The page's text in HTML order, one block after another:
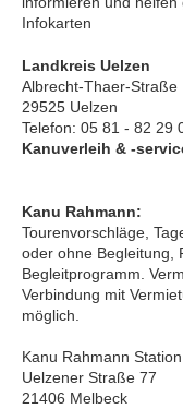
Infokarten
Landkreis Uelzen
Albrecht-Thaer-Straße
29525 Uelzen
Telefon: 05 81 - 82 29
Kanuverleih & -
Kanu Rahmann:
Tourenvorschläge,
oder ohne Begleitung,
Begleitprogramm.
Verbindung mit
möglich.
Kanu Rahmann
Uelzener Straße 77
21406 Melbeck